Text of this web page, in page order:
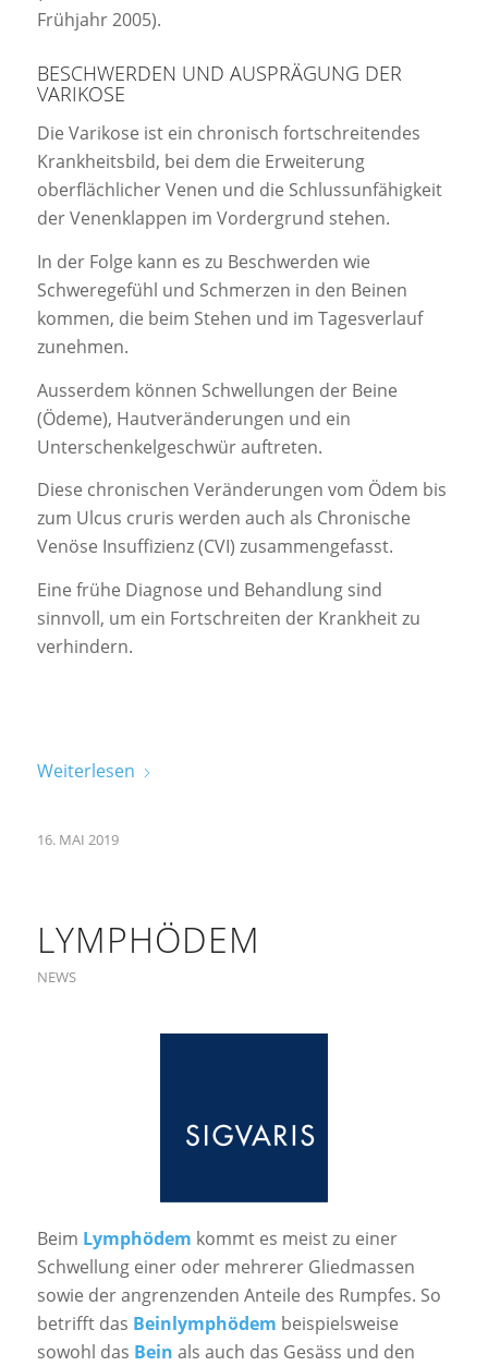
Frühjahr 2005).
BESCHWERDEN UND AUSPRÄGUNG DER
VARIKOSE
Die Varikose ist ein chronisch fortschreitendes
Krankheitsbild, bei dem die Erweiterung
oberflächlicher Venen und die Schlussunfähigkeit
der Venenklappen im Vordergrund stehen.
In der Folge kann es zu Beschwerden wie
Schweregefühl und Schmerzen in den Beinen
kommen, die beim Stehen und im Tagesverlauf
zunehmen.
Ausserdem können Schwellungen der Beine
(Ödeme), Hautveränderungen und ein
Unterschenkelgeschwür auftreten.
Diese chronischen Veränderungen vom Ödem bis
zum Ulcus cruris werden auch als Chronische
Venöse Insuffizienz (CVI) zusammengefasst.
Eine frühe Diagnose und Behandlung sind
sinnvoll, um ein Fortschreiten der Krankheit zu
verhindern.
Weiterlesen
16. MAI 2019
LYMPHÖDEM
NEWS
Beim Lymphödem kommt es meist zu einer
Schwellung einer oder mehrerer Gliedmassen
sowie der angrenzenden Anteile des Rumpfes. So
betrifft das Beinlymphödem beispielsweise
sowohl das Bein als auch das Gesäss und den